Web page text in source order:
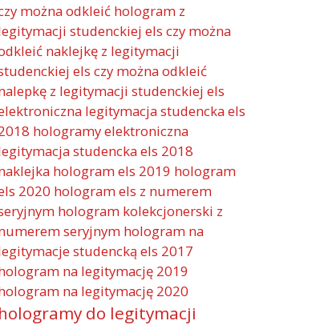
można odkleić hologram z
studenckiej els czy można
naklejkę z legitymacji
els czy można odkleić
z legitymacji studenckiej els
legitymacja studencka els
hologramyelektroniczna
studencka els 2018
hologram els 2019 hologram
2020 hologram els z numerem
hologram kolekcjonerski z
seryjnym hologram na
studencką els 2017
na legitymację 2019
na legitymację 2020
hologramy do legitymacji